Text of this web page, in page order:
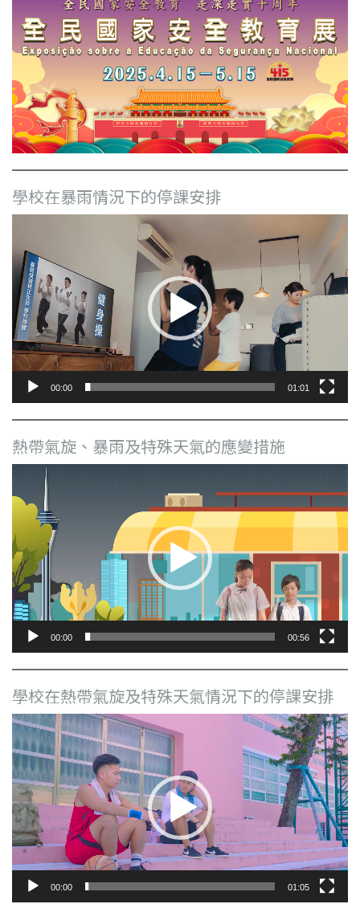
學校在暴雨情況下的停課安排
播
放
器
00:00 01:01
熱帶氣旋、暴雨及特殊天氣的應變措施
訊
放
器
00:00 00:56
學校在熱帶氣旋及特殊天氣情況下的停課安排
視
訊
播
放
器
00:00 01:05